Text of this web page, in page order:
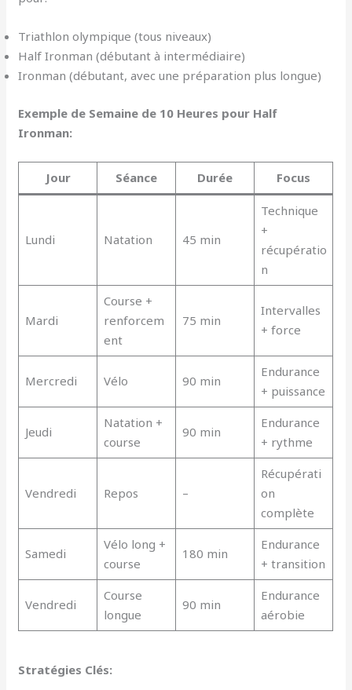
Triathlon olympique (tous niveaux)
Half Ironman (débutant à intermédiaire)
Ironman (débutant, avec une préparation plus longue)
Exemple de Semaine de 10 Heures pour Half
Ironman:
Jour Séance Durée Focus
Lundi Natation 45 min
Technique
+
récupératio
n
Mardi
Course +
renforcem
ent
75 min
Intervalles
+ force
Mercredi Vélo 90 min
Endurance
+ puissance
Jeudi
Natation +
course
90 min
Endurance
+ rythme
Vendredi Repos –
Récupérati
on
complète
Samedi
Vélo long +
course
180 min
Endurance
+ transition
Vendredi
Course
longue
90 min
Endurance
aérobie
Stratégies Clés: